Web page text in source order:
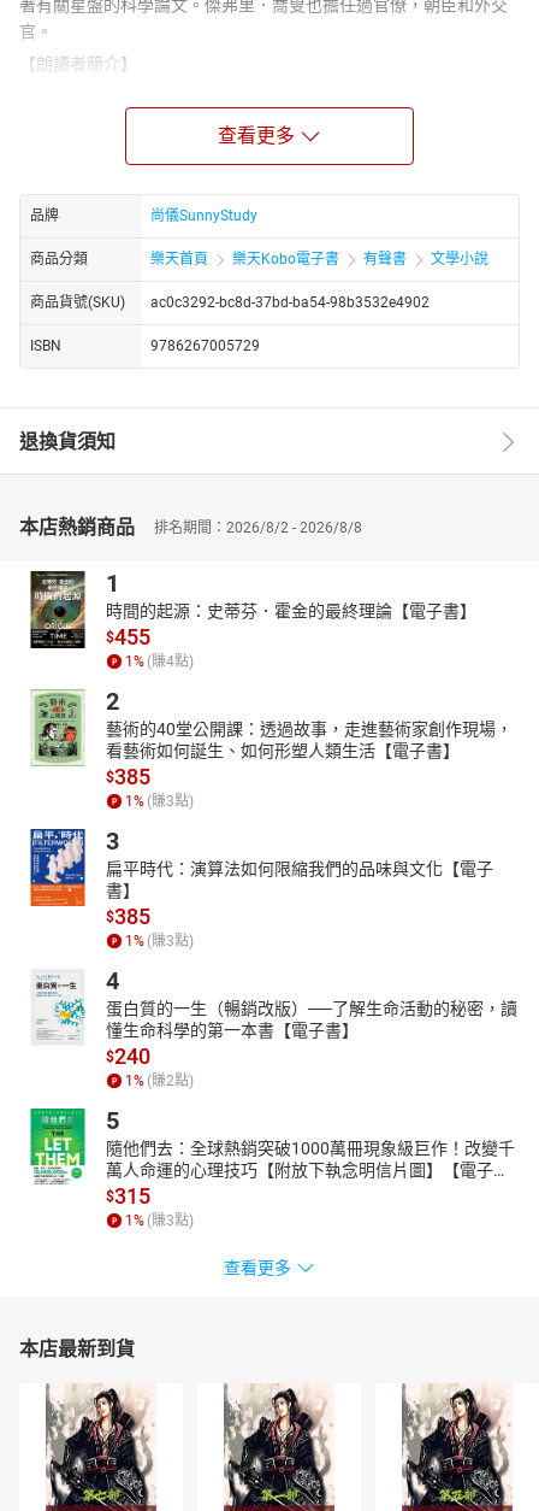
著有關星盤的科學論文。傑弗里．喬叟也擔任過官僚，朝臣和外交
官。
【朗讀者簡介】
專業的有聲出版品製作與發行單位，由獲得八座金鐘獎的配音大師
袁光麟先生擔任聲音總監。
喬叟的代表作《康特波雷故事》擺脫了舊時代詩作的脫離現實和矯
揉造作的風格，透過塑造了三十多個個性鮮明的人物，揭露了僧侶
階層的腐敗，並嚴肅的考慮婦女問題，反映了當時各式各樣的人物
生活和社會的全貌，因此喬叟被認為是英國中世紀文學和文藝復興
【尚儀有聲製播暨發行中心介紹】
品製作與發行單位，由獲得八座金鐘獎的配音大師袁光麟先生擔任
聲音總監。除專業的製作團隊，發行範圍更是遍及所有華人有聲通
【目錄】
林邊老嫗-01
林邊老嫗-02
童子的歌聲-01
童子的歌聲-03
童子的歌聲-04
童子的歌聲-05
童子的歌聲-06
三個惡漢尋找死亡-01
三個惡漢尋找死亡-02
腔得克力-01
腔得克力-02
腔得克力-03
查看更多
品牌 尚儀SunnyStudy
商品分類 樂天首頁 樂天Kobo電子書 有聲書 文學小說
商品貨號(SKU) ac0c3292-bc8d-37bd-ba54-98b3532e4902
ISBN 9786267005729
退換貨須知
本店熱銷商品 排名期間：2026/8/2 - 2026/8/8
1
時間的起源：史蒂芬．霍金的最終理論【電子書】
$455
1 % (賺4點)
2
藝術的40堂公開課：透過故事，走進藝術家創作現場，
看藝術如何誕生、如何形塑人類生活【電子書】
$385
1 % (賺3點)
3
扁平時代：演算法如何限縮我們的品味與文化【電子
書】
$385
1 % (賺3點)
4
蛋白質的一生（暢銷改版）──了解生命活動的秘密，讀
懂生命科學的第一本書【電子書】
$240
1 % (賺2點)
5
隨他們去：全球熱銷突破1000萬冊現象級巨作！改變千
萬人命運的心理技巧【附放下執念明信片圖】【電子
書】
$315
1 % (賺3點)
查看更多
本店最新到貨